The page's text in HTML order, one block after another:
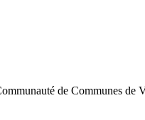
de Communes de